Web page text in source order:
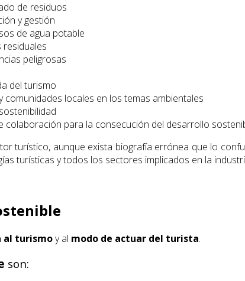
de residuos
y gestión
de agua potable
residuales
peligrosas
del turismo
comunidades locales en los temas ambientales
colaboración para la consecución del desarrollo
turístico, aunque exista biografía errónea que lo
turísticas y todos los sectores implicados en la
al turismoy al modo de actuar del turista.
son: